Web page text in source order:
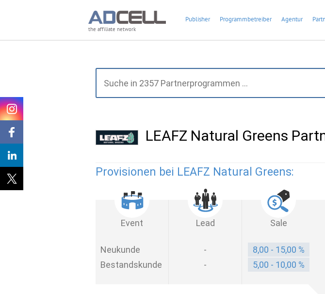
the affiliate network
Publisher Programmbetreiber Agentur
LEAFZ Natural Greens
Provisionen bei LEAFZ Natural Greens:
Event Lead Sale
Neukunde -
8,00 - 15,00 %
Bestandskunde
- 5,00 - 10,00 %